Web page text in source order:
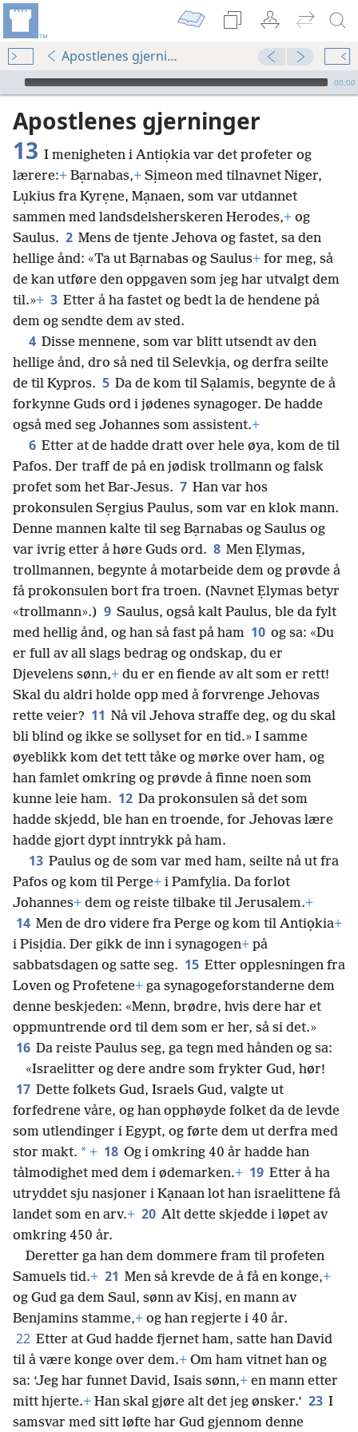
Apostlenes gjerninger 13
Audio Player
00:00
Apostlenes gjerninger
13 I menigheten i Antiọkia var det profeter og
lærere:+ Bạrnabas,+ Sịmeon med tilnavnet Niger,
Lụkius fra Kyrẹne, Mạnaen, som var utdannet
sammen med landsdelsherskeren Herodes,+ og
Saulus. 2 Mens de tjente Jehova og fastet, sa den
hellige ånd: «Ta ut Bạrnabas og Saulus+ for meg, så
de kan utføre den oppgaven som jeg har utvalgt dem
til.»+ 3 Etter å ha fastet og bedt la de hendene på
dem og sendte dem av sted.
4 Disse mennene, som var blitt utsendt av den
hellige ånd, dro så ned til Selevkịa, og derfra seilte
de til Kypros. 5 Da de kom til Sạlamis, begynte de å
forkynne Guds ord i jødenes synagoger. De hadde
også med seg Johannes som assistent.+
6 Etter at de hadde dratt over hele øya, kom de til
Pafos. Der traff de på en jødisk trollmann og falsk
profet som het Bar-Jesus. 7 Han var hos
prokonsulen Sẹrgius Paulus, som var en klok mann.
Denne mannen kalte til seg Bạrnabas og Saulus og
var ivrig etter å høre Guds ord. 8 Men Ẹlymas,
trollmannen, begynte å motarbeide dem og prøvde å
få prokonsulen bort fra troen. (Navnet Ẹlymas betyr
«trollmann».) 9 Saulus, også kalt Paulus, ble da fylt
med hellig ånd, og han så fast på ham 10 og sa: «Du
er full av all slags bedrag og ondskap, du er
Djevelens sønn,+ du er en fiende av alt som er rett!
Skal du aldri holde opp med å forvrenge Jehovas
rette veier? 11 Nå vil Jehova straffe deg, og du skal
bli blind og ikke se sollyset for en tid.» I samme
øyeblikk kom det tett tåke og mørke over ham, og
han famlet omkring og prøvde å finne noen som
kunne leie ham. 12 Da prokonsulen så det som
hadde skjedd, ble han en troende, for Jehovas lære
hadde gjort dypt inntrykk på ham.
13 Paulus og de som var med ham, seilte nå ut fra
Pafos og kom til Perge+ i Pamfỵlia. Da forlot
Johannes+ dem og reiste tilbake til Jerusalem.+
14 Men de dro videre fra Perge og kom til Antiọkia+
i Pisịdia. Der gikk de inn i synagogen+ på
sabbatsdagen og satte seg. 15 Etter opplesningen fra
Loven og Profetene+ ga synagogeforstanderne dem
denne beskjeden: «Menn, brødre, hvis dere har et
oppmuntrende ord til dem som er her, så si det.»
16 Da reiste Paulus seg, ga tegn med hånden og sa:
«Israelitter og dere andre som frykter Gud, hør!
17 Dette folkets Gud, Israels Gud, valgte ut
forfedrene våre, og han opphøyde folket da de levde
som utlendinger i Egypt, og førte dem ut derfra med
stor makt. * + 18 Og i omkring 40 år hadde han
tålmodighet med dem i ødemarken.+ 19 Etter å ha
utryddet sju nasjoner i Kạnaan lot han israelittene få
landet som en arv.+ 20 Alt dette skjedde i løpet av
omkring 450 år.
Deretter ga han dem dommere fram til profeten
Samuels tid.+ 21 Men så krevde de å få en konge,+
og Gud ga dem Saul, sønn av Kisj, en mann av
Benjamins stamme,+ og han regjerte i 40 år.
22 Etter at Gud hadde fjernet ham, satte han David
til å være konge over dem.+ Om ham vitnet han og
sa: ‘Jeg har funnet David, Isais sønn,+ en mann etter
mitt hjerte.+ Han skal gjøre alt det jeg ønsker.’ 23 I
samsvar med sitt løfte har Gud gjennom denne